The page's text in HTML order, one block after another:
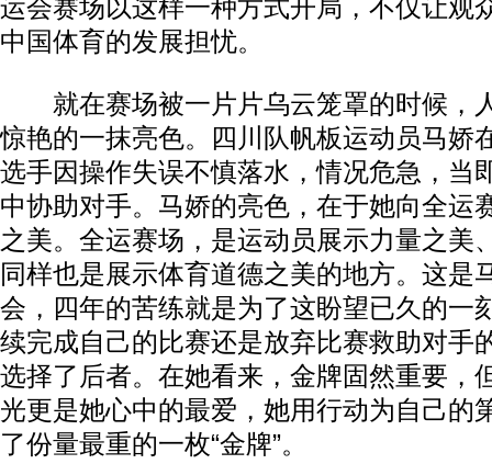
运会赛场以这样一种方式开局，不仅让观
中国体育的发展担忧。
就在赛场被一片片乌云笼罩的时候，
惊艳的一抹亮色。四川队帆板运动员马娇
选手因操作失误不慎落水，情况危急，当
中协助对手。马娇的亮色，在于她向全运
之美。全运赛场，是运动员展示力量之美
同样也是展示体育道德之美的地方。这是
会，四年的苦练就是为了这盼望已久的一
续完成自己的比赛还是放弃比赛救助对手
选择了后者。在她看来，金牌固然重要，
光更是她心中的最爱，她用行动为自己的
了份量最重的一枚“金牌”。